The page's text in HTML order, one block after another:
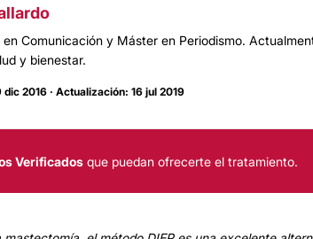
en Comunicación y Máster en Periodismo.
y bienestar.
dic 2016 · Actualización: 16 jul 2019
Verificados que puedan ofrecerte el tratamiento.